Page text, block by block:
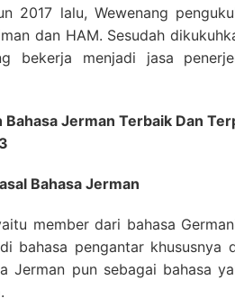
2017 lalu, Wewenang
dan HAM. Sesudah
bekerja menjadi jasa
Jerman Terbaik Dan
Bahasa Jerman
member dari bahasa
bahasa pengantar khususnya
Jerman pun sebagai bahasa